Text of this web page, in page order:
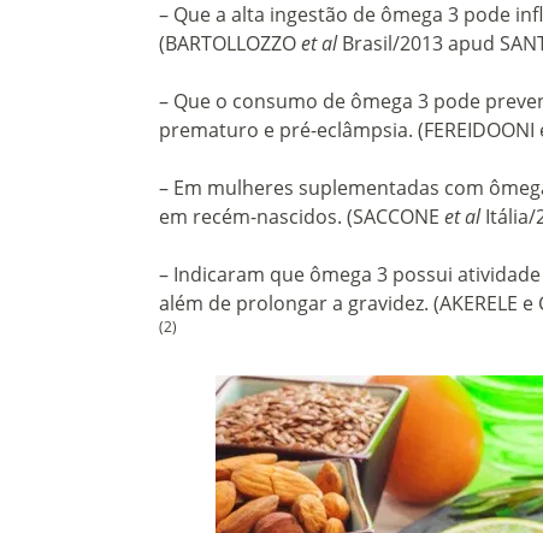
– Que a alta ingestão de ômega 3 pode
(BARTOLLOZZOet alBrasil/2013 apud
– Que o consumo de ômega 3 pode
prematuro e pré-eclâmpsia. (FEREIDOONI
– Em mulheres suplementadas com
em recém-nascidos. (SACCONE et alItália/
– Indicaram que ômega 3 possui
além de prolongar a gravidez. (AKERELE e
(2)